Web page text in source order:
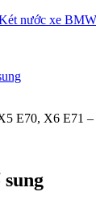
nước xe
E70, X6 E71 –